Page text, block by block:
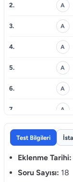
2. A
3. A
4. A
5. A
6. A
7. A
8. A
10. A
Test Bilgileri
Eklenme Tarihi:
Soru Sayısı: 18